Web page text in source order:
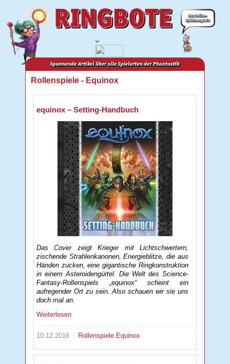
Rollenspiele - Equinox
equinox – Setting-Handbuch
Das Cover zeigt Krieger mit Lichtschwertern,
zischende Strahlenkanonen, Energieblitze, die aus
Händen zucken, eine gigantische Ringkonstruktion
in einem Asteroidengürtel. Die Welt des Science-
Fantasy-Rollenspiels „equinox“ scheint ein
aufregender Ort zu sein. Also schauen wir sie uns
doch mal an.
Weiterlesen
10.12.2016 Rollenspiele Equinox